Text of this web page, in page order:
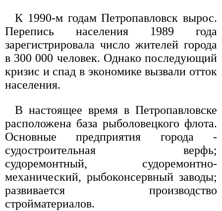
К 1990-м годам Петропавловск вырос.
Перепись населения 1989 года
зарегистрировала число жителей города
в 300 000 человек. Однако последующий
кризис и спад в экономике вызвали отток
населения.
В настоящее время в Петропавловске
расположена база рыболовецкого флота.
Основные предприятия города -
судостроительная верфь;
судоремонтный, судоремонтно-
механический, рыбоконсервный заводы;
развивается производство
стройматериалов.